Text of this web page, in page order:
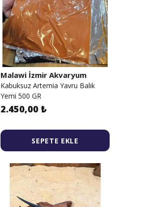
Malawi İzmir Akvaryum
Kabuksuz Artemia Yavru Balık
Yemi 500 GR
2.450,00 ₺
SEPETE EKLE